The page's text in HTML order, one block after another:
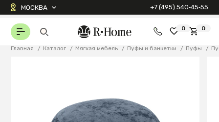
МОСКВА +7 (495) 540‑45‑55
0 0
Главная / Каталог / Мягкая мебель / Пуфы и банкетки / Пуфы /